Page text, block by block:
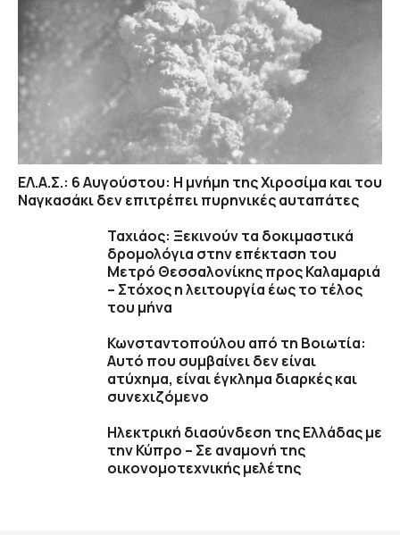
ΕΛ.Α.Σ.: 6 Αυγούστου: Η μνήμη της Χιροσίμα και του
Ναγκασάκι δεν επιτρέπει πυρηνικές αυταπάτες
Ταχιάος: Ξεκινούν τα δοκιμαστικά
δρομολόγια στην επέκταση του
Μετρό Θεσσαλονίκης προς Καλαμαριά
– Στόχος η λειτουργία έως το τέλος
του μήνα
Κωνσταντοπούλου από τη Βοιωτία:
Αυτό που συμβαίνει δεν είναι
ατύχημα, είναι έγκλημα διαρκές και
συνεχιζόμενο
Ηλεκτρική διασύνδεση της Ελλάδας με
την Κύπρο – Σε αναμονή της
οικονομοτεχνικής μελέτης